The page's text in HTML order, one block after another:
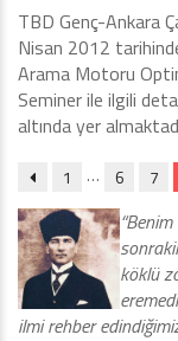
TBD Genç-Ankara
Nisan 2012
Arama Motoru
Seminer ile ilgili
altında yer
1 … 6 7
köklü
ilmi rehber